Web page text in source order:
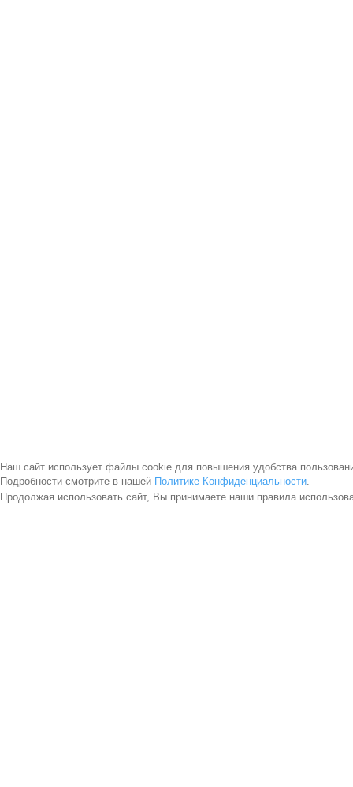
Наш сайт использует файлы cookie для повышения удобства
Подробности смотрите в нашей Политике Конфиденциальности.
Продолжая использовать сайт, Вы принимаете наши правила